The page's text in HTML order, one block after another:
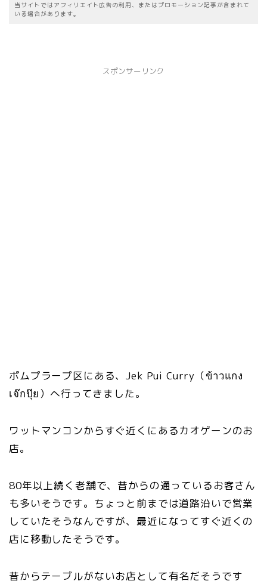
当サイトではアフィリエイト広告の利用、またはプロモーション記事が含まれて
いる場合があります。
スポンサーリンク
ポムプラープ区にある、Jek Pui Curry（ข้าวแกง
เจ๊กปุ๊ย）へ行ってきました。
ワットマンコンからすぐ近くにあるカオゲーンのお
店。
80年以上続く老舗で、昔からの通っているお客さん
も多いそうです。ちょっと前までは道路沿いで営業
していたそうなんですが、最近になってすぐ近くの
店に移動したそうです。
昔からテーブルがないお店として有名だそうです